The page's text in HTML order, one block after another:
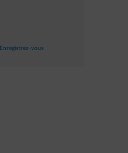
Enregistrez-vous